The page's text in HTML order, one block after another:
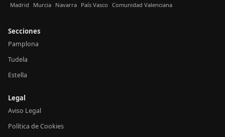
Madrid Murcia Navarra País Vasco Comunidad Valenciana
Secciones
Pamplona
Tudela
Estella
Legal
Aviso Legal
Política de Cookies